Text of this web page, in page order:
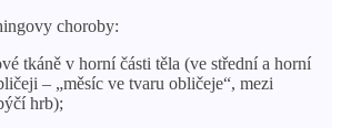
choroby:
tkáně v horní části těla (ve střední a horní
– „měsíc ve tvaru obličeje“, mezi
hrb);